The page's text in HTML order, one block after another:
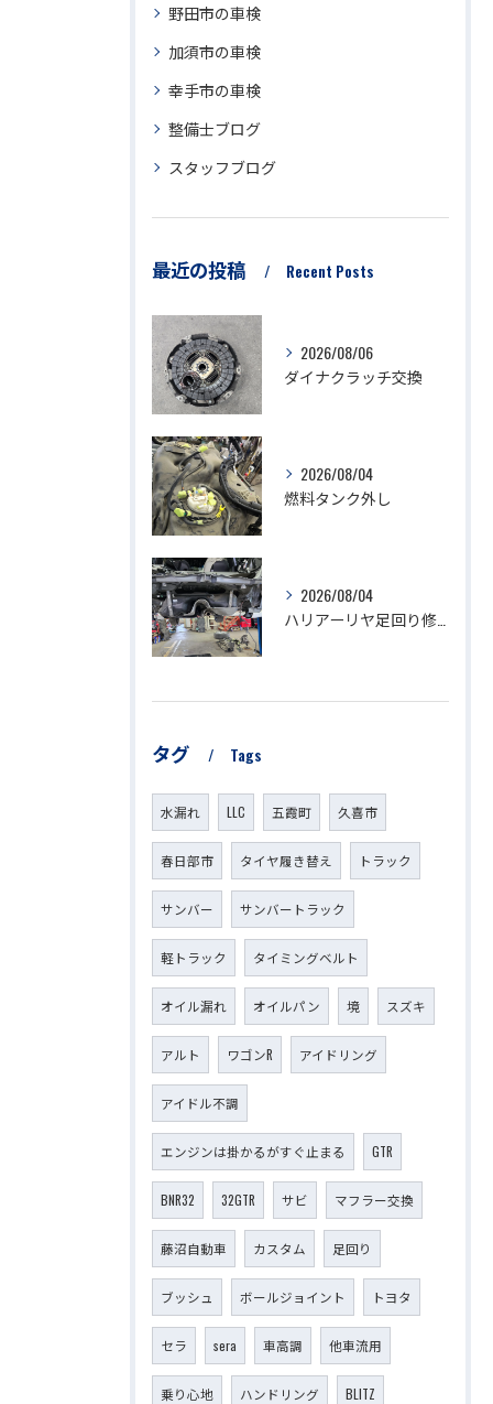
野田市の車検
加須市の車検
幸手市の車検
整備士ブログ
スタッフブログ
最近の投稿 Recent Posts
2026/08/06
ダイナクラッチ交換
2026/08/04
燃料タンク外し
2026/08/04
タグ Tags
水漏れ LLC 五霞町 久喜市
春日部市 タイヤ履き替え トラック
サンバー サンバートラック
軽トラック タイミングベルト
オイル漏れ オイルパン 境 スズキ
アルト ワゴンR アイドリング
アイドル不調
エンジンは掛かるがすぐ止まる GTR
BNR32 32GTR サビ マフラー交換
藤沼自動車 カスタム 足回り
ブッシュ ボールジョイント トヨタ
セラ sera 車高調 他車流用
乗り心地 ハンドリング BLITZ